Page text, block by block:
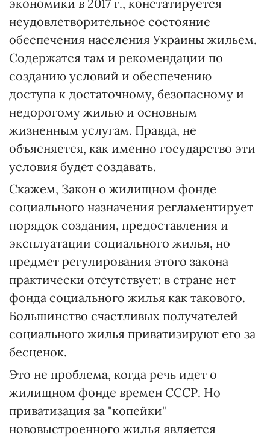
экономики в 2017 г., констатируется
неудовлетворительное состояние
обеспечения населения Украины жильем.
Содержатся там и рекомендации по
созданию условий и обеспечению
доступа к достаточному, безопасному и
недорогому жилью и основным
жизненным услугам. Правда, не
объясняется, как именно государство эти
условия будет создавать.
Скажем, Закон о жилищном фонде
социального назначения регламентирует
порядок создания, предоставления и
эксплуатации социального жилья, но
предмет регулирования этого закона
практически отсутствует: в стране нет
фонда социального жилья как такового.
Большинство счастливых получателей
социального жилья приватизируют его за
бесценок.
Это не проблема, когда речь идет о
жилищном фонде времен СССР. Но
приватизация за "копейки"
нововыстроенного жилья является